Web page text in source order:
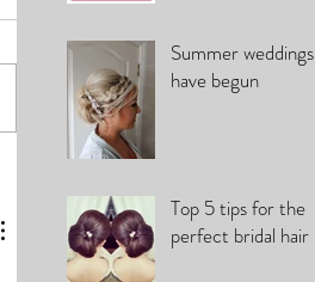
Summer weddings
have begun
Top 5 tips for the
perfect bridal hair